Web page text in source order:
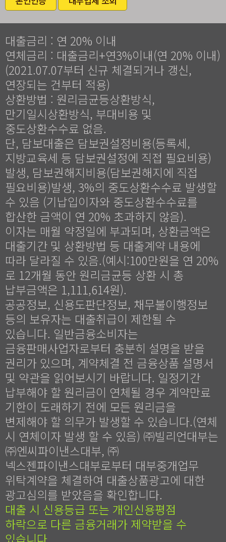
대출금리 : 연 20% 이내
연체금리 : 대출금리+연3%이내(연 20% 이내)
(2021.07.07부터 신규 체결되거나 갱신,
연장되는 건부터 적용)
상환방법 : 원리금균등상환방식,
만기일시상환방식, 부대비용 및
중도상환수수료 없음.
단, 담보대출은 담보권설정비용(등록세,
지방교육세 등 담보권설정에 직접 필요비용)
발생, 담보권해지비용(담보권해지에 직접
필요비용)발생, 3%의 중도상환수수료 발생할
수 있음 (기납입이자와 중도상환수수료를
합산한 금액이 연 20% 초과하지 않음).
이자는 매월 약정일에 부과되며, 상환금액은
대출기간 및 상환방법 등 대출계약 내용에
따라 달라질 수 있음.(예시:100만원을 연 20%
로 12개월 동안 원리금균등 상환 시 총
납부금액은 1,111,614원).
공공정보, 신용도판단정보, 채무불이행정보
등의 보유자는 대출취급이 제한될 수
있습니다. 일반금융소비자는
금융판매사업자로부터 충분히 설명을 받을
권리가 있으며, 계약체결 전 금융상품 설명서
및 약관을 읽어보시기 바랍니다. 일정기간
납부해야 할 원리금이 연체될 경우 계약만료
기한이 도래하기 전에 모든 원리금을
변제해야 할 의무가 발생할 수 있습니다.(연체
시 연체이자 발생 할 수 있음) ㈜빌리언대부는
㈜엔씨파이낸스대부, ㈜
넥스젠파이낸스대부로부터 대부중개업무
위탁계약을 체결하여 대출상품광고에 대한
광고심의를 받았음을 확인합니다.
대출 시 신용등급 또는 개인신용평점
하락으로 다른 금융거래가 제약받을 수